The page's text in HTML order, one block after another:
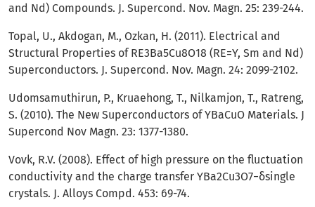
and Nd) Compounds. J. Supercond. Nov. Magn. 25: 239-244.
Topal, U., Akdogan, M., Ozkan, H. (2011). Electrical and
Structural Properties of RE3Ba5Cu8O18 (RE=Y, Sm and Nd)
Superconductors. J. Supercond. Nov. Magn. 24: 2099-2102.
Udomsamuthirun, P., Kruaehong, T., Nilkamjon, T., Ratreng,
S. (2010). The New Superconductors of YBaCuO Materials. J
Supercond Nov Magn. 23: 1377-1380.
Vovk, R.V. (2008). Effect of high pressure on the fluctuation
conductivity and the charge transfer YBa2Cu3O7−δsingle
crystals. J. Alloys Compd. 453: 69-74.